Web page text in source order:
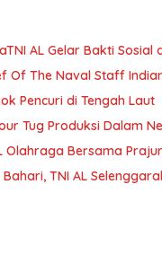
AL Gelar Bakti Sosial
Of The Naval Staff
Pencuri di Tengah Laut
Tug Produksi Dalam
Olahraga Bersama
TNI AL